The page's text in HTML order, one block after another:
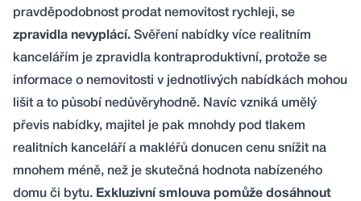
pravděpodobnost prodat nemovitost rychleji, se
zpravidla nevyplácí. Svěření nabídky více realitním
kancelářím je zpravidla kontraproduktivní, protože se
informace o nemovitosti v jednotlivých nabídkách mohou
lišit a to působí nedůvěryhodně. Navíc vzniká umělý
převis nabídky, majitel je pak mnohdy pod tlakem
realitních kanceláří a makléřů donucen cenu snížit na
mnohem méně, než je skutečná hodnota nabízeného
domu či bytu. Exkluzivní smlouva pomůže dosáhnout